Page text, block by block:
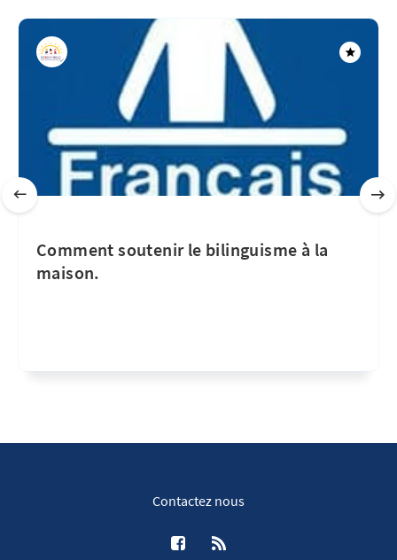
Comment soutenir le bilinguisme à la
maison.
Contactez nous